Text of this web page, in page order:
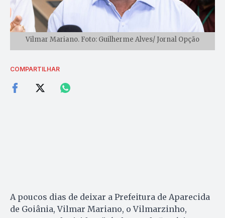
Vilmar Mariano. Foto: Guilherme Alves/ Jornal Opção
COMPARTILHAR
A poucos dias de deixar a Prefeitura de Aparecida
de Goiânia, Vilmar Mariano, o Vilmarzinho,